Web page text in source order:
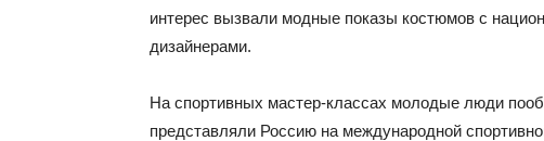
интерес вызвали модные показы костюмов с
дизайнерами.
На спортивных мастер-классах молодые люди
представляли Россию на международной